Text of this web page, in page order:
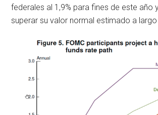
federales al 1,9% para fines de este año
superar su valor normal estimado a